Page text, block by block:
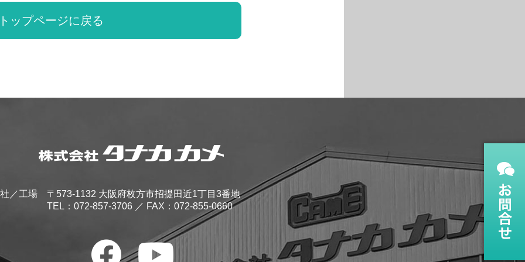
ップページに戻る
／工場
〒573-1132 大阪府枚方市招提田近1丁目3番地
TEL： 072-857-3706 ／ FAX：072-855-0660